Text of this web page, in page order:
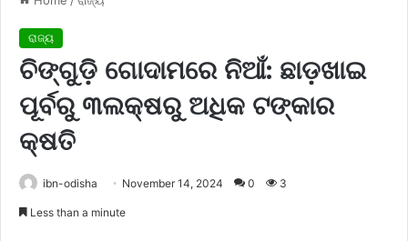
ରାଜ୍ୟ
ଚିଙ୍ଗୁଡ଼ି ଗୋଦାମରେ ନିଆଁ: ଛାଡ଼ଖାଇ
ପୂର୍ବରୁ ୩ଲକ୍ଷରୁ ଅଧିକ ଟଙ୍କାର
କ୍ଷତି
ibn-odisha November 14, 2024 0 3
Less than a minute